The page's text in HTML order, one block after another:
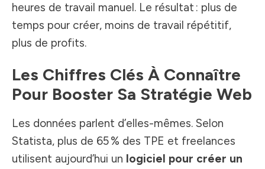
heures de travail manuel. Le résultat : plus de
temps pour créer, moins de travail répétitif,
plus de profits.
Les Chiffres Clés À Connaître
Pour Booster Sa Stratégie Web
Les données parlent d’elles-mêmes. Selon
Statista, plus de 65 % des TPE et freelances
utilisent aujourd’hui un logiciel pour créer un